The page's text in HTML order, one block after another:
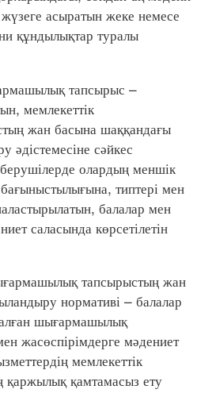
асыратын жеке немесе
құндылықтар туралы
тапсырыс –
мемлекеттік
жан басына шаққандағы
әдістемесіне сәйкес
олардың меншік
типтері мен
балалар мен
саласында көрсетілетін
тапсырыстың жан
нормативі – балалар
шығармашылық
жасөспірімдерге мәдениет
мемлекеттік
қаржылық қамтамасыз ету